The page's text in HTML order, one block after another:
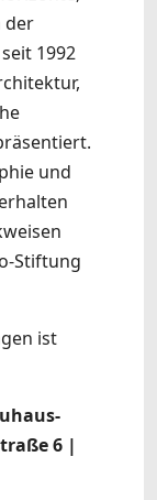
der
1992
und
Stiftung
ist
6 |